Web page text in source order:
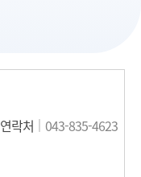
연락처
043-835-4623